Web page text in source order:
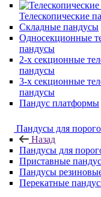
Телескопические
Складные пандусы
Односекционные
пандусы
2-х секционные
пандусы
3-х секционные
пандусы
Пандус платформы
Пандусы для
Назад
Пандусы для
Приставные
Пандусы
Перекатные